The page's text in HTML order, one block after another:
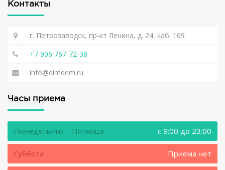
Контакты
г. Петрозаводск, пр-кт Ленина, д. 24, каб. 109
+7 906 767-72-38
info@dimdem.ru
Часы приема
Понедельник – Пятница c 9:00 до 23:00
Суббота Приема нет